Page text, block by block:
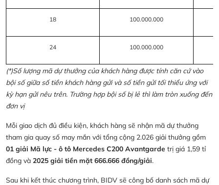
18 100.000.000
24 100.000.000
(*)Số lượng mã dự thưởng của khách hàng được tính căn cứ vào
bội số giữa số tiền khách hàng gửi và số tiền gửi tối thiểu ứng với
kỳ hạn gửi nêu trên. Trường hợp bội số bị lẻ thì làm tròn xuống đến
đơn vị
Mỗi giao dịch đủ điều kiện, khách hàng sẽ nhận mã dự thưởng
tham gia quay số may mắn với tổng cộng 2.026 giải thưởng gồm
01 giải Mã lực - ô tô Mercedes C200 Avantgarde trị giá 1,59 tỉ
đồng và 2025 giải tiền mặt 666.666 đồng/giải.
Sau khi kết thúc chương trình, BIDV sẽ công bố danh sách mã dự